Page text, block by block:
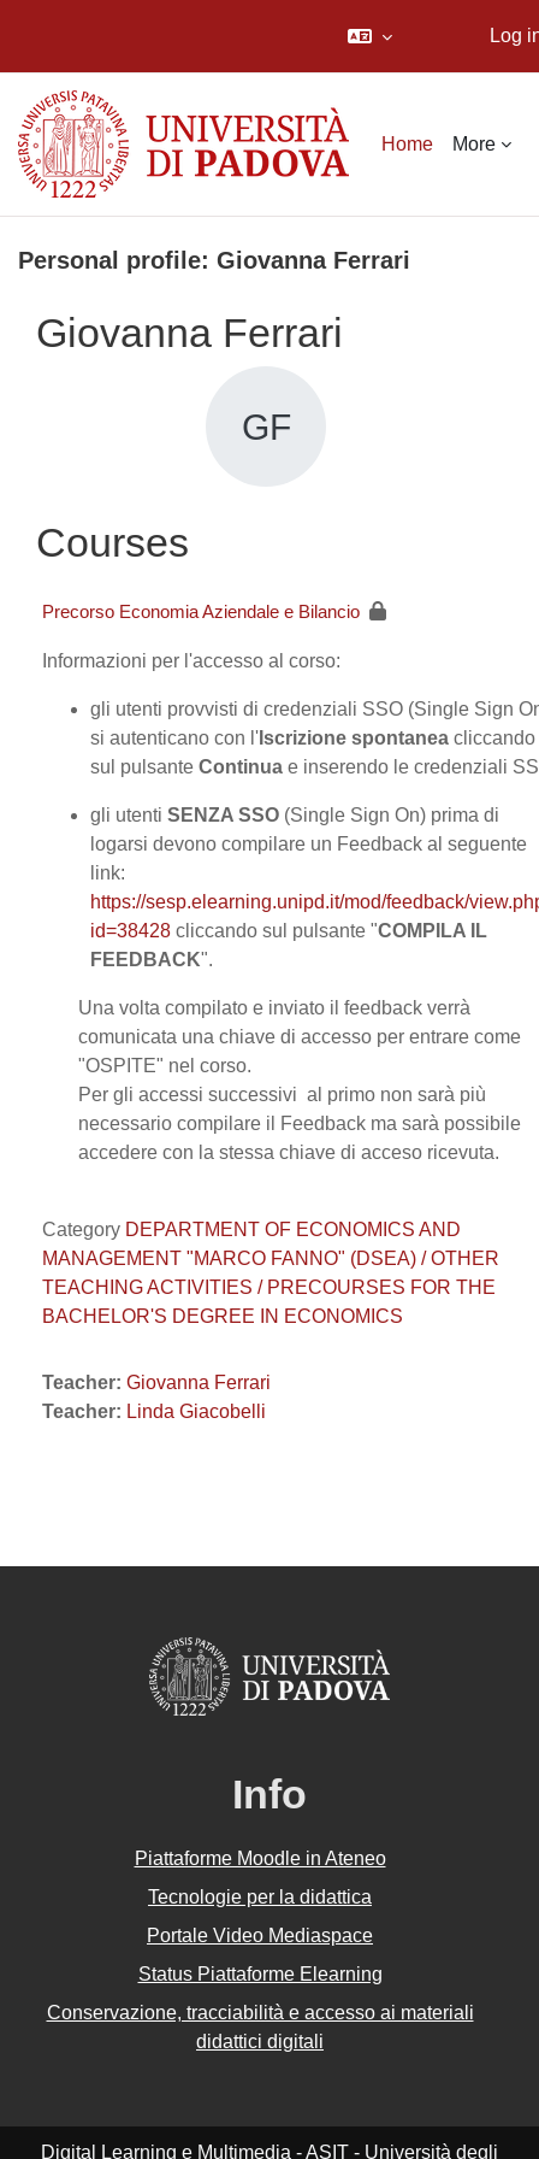
Log
Home More
Personal profile: Giovanna Ferrari
Giovanna Ferrari
GF
Courses
Precorso Economia Aziendale e Bilancio
Informazioni per l'accesso al corso:
gli utenti provvisti di credenziali SSO (Single Sign
si autenticano con l' Iscrizione spontanea cliccando
sul pulsante Continua e inserendo le credenziali
gli utenti SENZA SSO (Single Sign On) prima di
logarsi devono compilare un Feedback al seguente
link:
https://sesp.elearning.unipd.it/mod/feedback/
id=38428 cliccando sul pulsante "COMPILA IL
FEEDBACK".
Una volta compilato e inviato il feedback verrà
comunicata una chiave di accesso per entrare come
"OSPITE" nel corso.
Per gli accessi successivi al primo non sarà più
necessario compilare il Feedback ma sarà possibile
accedere con la stessa chiave di acceso ricevuta.
Category DEPARTMENT OF ECONOMICS AND
MANAGEMENT "MARCO FANNO" (DSEA) / OTHER
TEACHING ACTIVITIES / PRECOURSES FOR THE
BACHELOR'S DEGREE IN ECONOMICS
Teacher: Giovanna Ferrari
Teacher: Linda Giacobelli
Info
Piattaforme Moodle in Ateneo
Tecnologie per la didattica
Portale Video Mediaspace
Status Piattaforme Elearning
Conservazione, tracciabilità e accesso ai materiali
didattici digitali
Digital Learning e Multimedia - ASIT - Università degli